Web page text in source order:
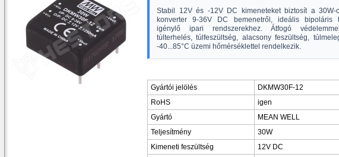
Stabil 12V és -12V DC kimeneteket biztosít a 30W-
konverter 9-36V DC bemenetről, ideális bipoláris
igénylő ipari rendszerekhez. Átfogó
túlterhelés, túlfeszültség, alacsony feszültség,
-40...85°C üzemi hőmérséklettel rendelkezik.
Gyártói jelölés
DKMW30F-12
RoHS
igen
Gyártó
MEAN WELL
Teljesítmény
30W
Kimeneti feszültség
12V DC